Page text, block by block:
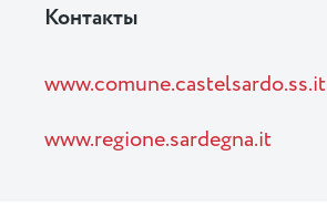
Контакты
www.comune.castelsardo.ss.it
www.regione.sardegna.it